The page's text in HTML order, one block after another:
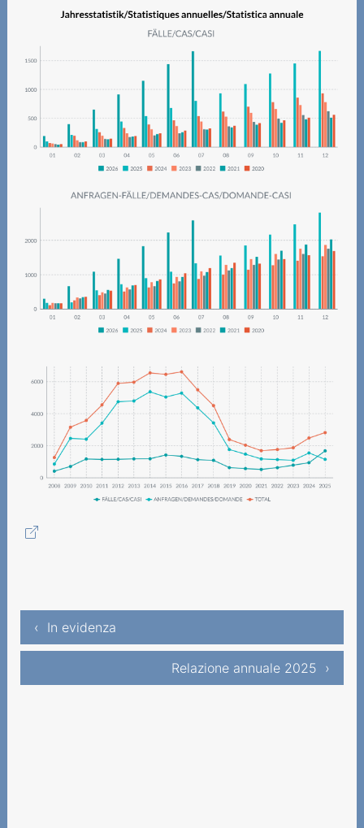
‹ In evidenza
Relazione annuale 2025 ›